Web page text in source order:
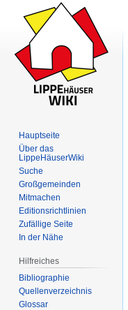
Hauptseite
Über das
LippeHäuserWiki
Suche
Großgemeinden
Mitmachen
Editionsrichtlinien
Zufällige Seite
In der Nähe
Hilfreiches
Bibliographie
Quellenverzeichnis
Glossar